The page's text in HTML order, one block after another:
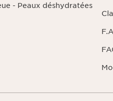
- Peaux déshydratées